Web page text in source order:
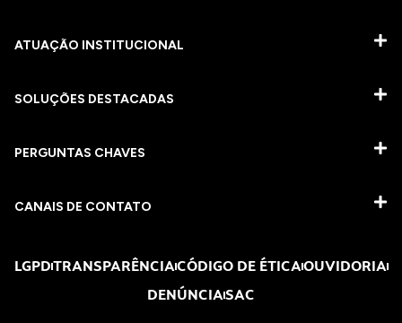
ATUAÇÃO INSTITUCIONAL
SOLUÇÕES DESTACADAS
PERGUNTAS CHAVES​
CANAIS DE CONTATO
LGPDTRANSPARÊNCIACÓDIGO DE ÉTICAOUVIDORIA
DENÚNCIASAC